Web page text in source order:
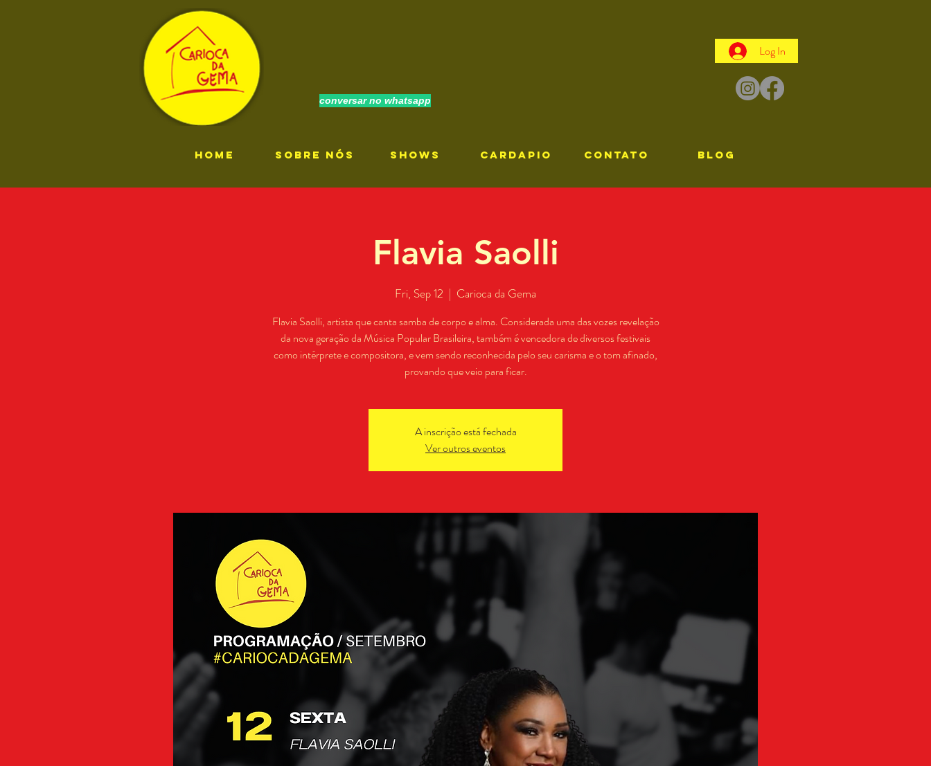
conversar no whatsapp
Log In
HOME SOBRE NÓS SHOWS CARDAPIO CONTATO Blog
Flavia Saolli
Fri, Sep 12
  |
Carioca da Gema
Flavia Saolli, artista que canta samba de corpo e alma. Considerada uma das vozes revelação
da nova geração da Música Popular Brasileira, também é vencedora de diversos festivais
como intérprete e compositora, e vem sendo reconhecida pelo seu carisma e o tom afinado,
provando que veio para ficar.
A inscrição está fechada
Ver outros eventos